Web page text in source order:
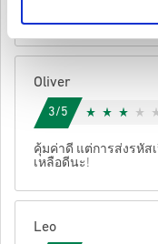
• เลือกวิธีชำระเงินที่ต้อง
• ดำเนินการสั่งซื้อให้เสร็
ของคุณ
ชุดสุดคุ้มพร้อมแผนที่เ
Oliver
3/5
คุ้มค่าดี แต่การส่งรหั
เหลือดีนะ!
Leo